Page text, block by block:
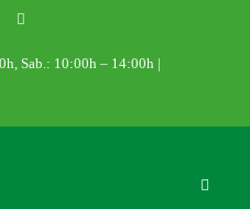
Sab.: 10:00h – 14:00h |